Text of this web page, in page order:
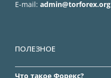
E-mail: admin@torforex.org
ПОЛЕЗНОЕ
Что такое Форекс?